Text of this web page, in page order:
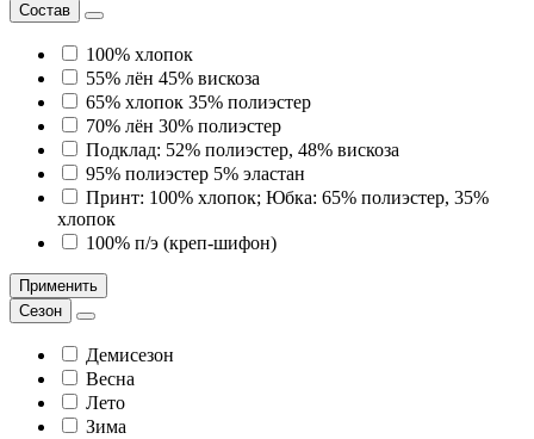
Состав
100% хлопок
55% лён 45% вискоза
65% хлопок 35% полиэстер
70% лён 30% полиэстер
Подклад: 52% полиэстер, 48% вискоза
95% полиэстер 5% эластан
Принт: 100% хлопок; Юбка: 65% полиэстер, 35%
хлопок
100% п/э (креп-шифон)
Применить
Сезон
Демисезон
Весна
Лето
Зима